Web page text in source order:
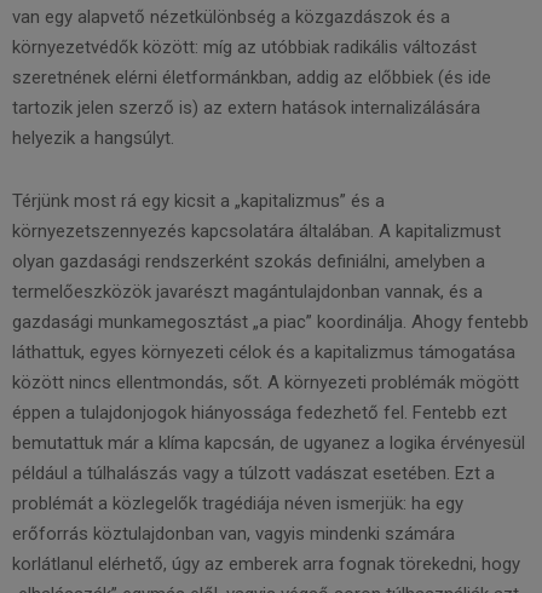
van egy alapvető nézetkülönbség a közgazdászok és a
környezetvédők között: míg az utóbbiak radikális változást
szeretnének elérni életformánkban, addig az előbbiek (és ide
tartozik jelen szerző is) az extern hatások internalizálására
helyezik a hangsúlyt.
Térjünk most rá egy kicsit a „kapitalizmus” és a
környezetszennyezés kapcsolatára általában. A kapitalizmust
olyan gazdasági rendszerként szokás definiálni, amelyben a
termelőeszközök javarészt magántulajdonban vannak, és a
gazdasági munkamegosztást „a piac” koordinálja. Ahogy fentebb
láthattuk, egyes környezeti célok és a kapitalizmus támogatása
között nincs ellentmondás, sőt. A környezeti problémák mögött
éppen a tulajdonjogok hiányossága fedezhető fel. Fentebb ezt
bemutattuk már a klíma kapcsán, de ugyanez a logika érvényesül
például a túlhalászás vagy a túlzott vadászat esetében. Ezt a
problémát a közlegelők tragédiája néven ismerjük: ha egy
erőforrás köztulajdonban van, vagyis mindenki számára
korlátlanul elérhető, úgy az emberek arra fognak törekedni, hogy